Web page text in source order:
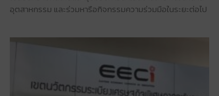
อุตสาหกรรม และร่วมหารือกิจกรรมความร่วมมือในระยะต่อไป